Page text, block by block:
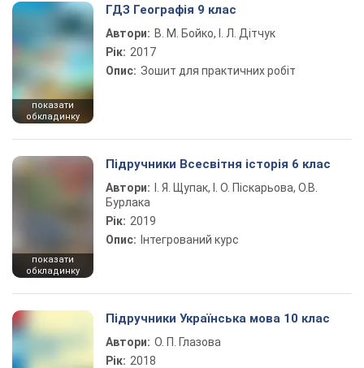
показати
обкладинку
ГДЗ Географія 9 клас
Автори: В. М. Бойко, І. Л. Дітчук
Рік: 2017
Опис: Зошит для практичних робіт
показати
обкладинку
Підручники Всесвітня історія 6 клас
Автори:
І. Я. Щупак, І. О. Піскарьова, О.В.
Бурлака
Рік: 2019
Опис: Інтегрований курс
Підручники Українська мова 10 клас
Автори: О. П. Глазова
Рік: 2018